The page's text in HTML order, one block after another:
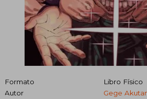
Formato
Libro Físico
Autor
Gege